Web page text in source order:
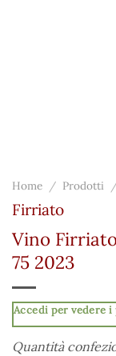
Home / Prodotti
Firriato
Vino
75 2023
Accedi per vedere
Quantità